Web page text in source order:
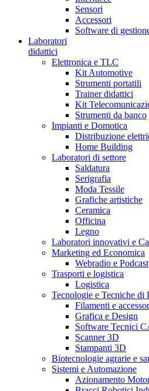
Sensori
Accessori
Software di
Laboratori
didattici
Elettronica e TLC
Kit Automotive
Strumenti portatili
Trainer didattici
Kit
Strumenti da banco
Impianti e Domotica
Distribuzione
Home Building
Laboratori di settore
Saldatura
Serigrafia
Moda Tessile
Grafiche artistiche
Ceramica
Officina
Legno
Laboratori innovativi e
Marketing ed Economica
Webradio e Podcast
Trasporti e logistica
Logistica
Tecnologie e Tecniche di
Filamenti e
Grafica e Design
Software Tecnici
Scanner 3D
Stampanti 3D
Biotecnologie agrarie e
Sistemi e Automazione
Azionamento